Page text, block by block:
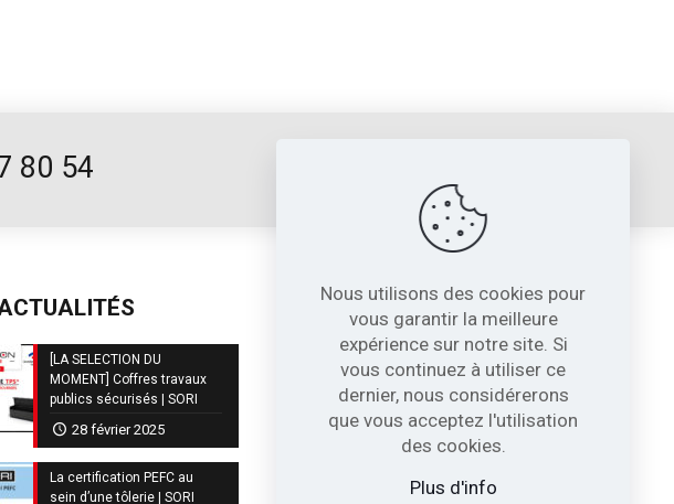
80 54
[LA SELECTION DU
MOMENT] Coffres travaux
publics sécurisés | SORI
28 février 2025
La certification PEFC au
sein d’une tôlerie | SORI
NOS COORDONNÉES
717, Avenue de St Quentin
Contre Allée Z.I.
38210 - Tullins France
04 76 07 80 54
Nous utilisons des cookies pour
vous garantir la meilleure
expérience sur notre site. Si
vous continuez à utiliser ce
dernier, nous considérerons
que vous acceptez l'utilisation
des cookies.
Plus d'info